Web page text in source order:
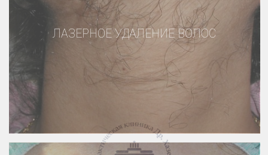
ЛАЗЕРНОЕ УДАЛЕНИЕ ВОЛОС